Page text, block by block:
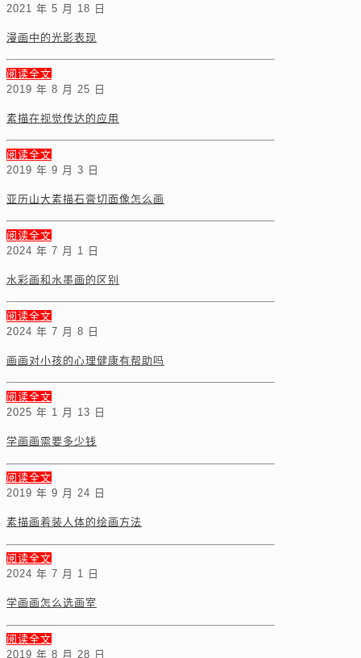
2021 年 5 月 18 日
漫画中的光影表现
阅读全文
2019 年 8 月 25 日
素描在视觉传达的应用
阅读全文
2019 年 9 月 3 日
亚历山大素描石膏切面像怎么画
阅读全文
2024 年 7 月 1 日
水彩画和水墨画的区别
阅读全文
2024 年 7 月 8 日
画画对小孩的心理健康有帮助吗
阅读全文
2025 年 1 月 13 日
学画画需要多少钱
阅读全文
2019 年 9 月 24 日
素描画着装人体的绘画方法
阅读全文
2024 年 7 月 1 日
学画画怎么选画室
阅读全文
2019 年 8 月 28 日